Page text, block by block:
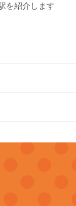
を紹介します